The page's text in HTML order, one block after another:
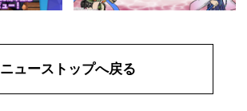
ニューストップへ戻る